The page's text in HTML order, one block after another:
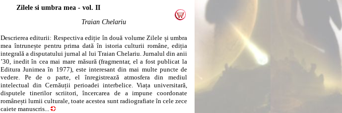
Zilele si umbra mea - vol. II
Traian Chelariu
Descrierea editurii: Respectiva ediție în două volume Zilele și umbra
mea întrunește pentru prima dată în istoria culturii române, ediția
integrală a disputatului jurnal al lui Traian Chelariu. Jurnalul din anii
’30, inedit în cea mai mare măsură (fragmentar, el a fost publicat la
Editura Junimea în 1977), este interesant din mai multe puncte de
vedere. Pe de o parte, el înregistrează atmosfera din mediul
intelectual din Cernăuții perioadei interbelice. Viața universitară,
disputele tinerilor scriitori, încercarea de a impune coordonate
românești lumii culturale, toate acestea sunt radiografiate în cele zece
caiete manuscris...